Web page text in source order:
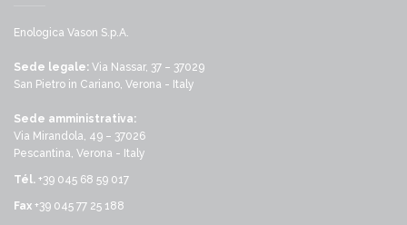
Enologica Vason S.p.A.
Sede legale: Via Nassar, 37 – 37029
San Pietro in Cariano, Verona - Italy
Sede amministrativa:
Via Mirandola, 49 – 37026
Pescantina, Verona - Italy
Tél. +39 045 68 59 017
Fax +39 045 77 25 188